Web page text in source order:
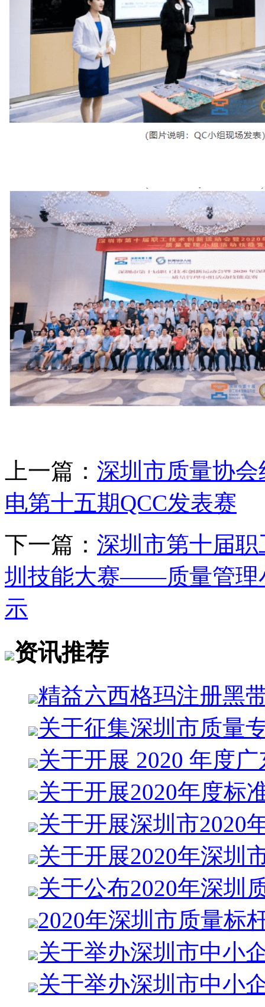
上一篇： 深圳市质量协
电第十五期QCC发表赛
下一篇： 深圳市第十届
圳技能大赛——质量管理
示
资讯推荐
精益六西格玛注册黑
关于征集深圳市质量
关于开展 2020 年度
关于开展2020年度标
关于开展深圳市2020
关于开展2020年深圳
关于公布2020年深圳
2020年深圳市质量标
关于举办深圳市中小
关于举办深圳市中小